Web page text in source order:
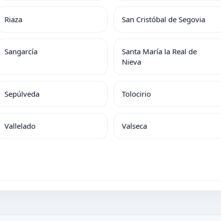
Riaza San Cristóbal de Segovia
Sangarcía
Santa María la Real de
Nieva
Sepúlveda Tolocirio
Vallelado Valseca